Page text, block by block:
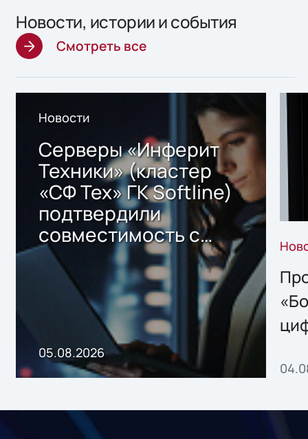
Новости, истории и события
Смотреть все
Новости
Серверы «Инферит
Техники» (кластер
«СФ Тех» ГК Softline)
подтвердили
совместимость с
решением Sharx
Storage 2.x для
хранения данных
05.08.2026